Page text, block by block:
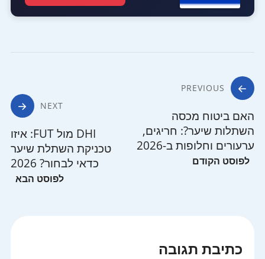
ניווט
PREVIOUS
האם ביטוח מכסה
השתלות שיער?: חריגים,
ערעורים וחלופות ב-2026
NEXT
DHI מול FUT: איזו
טכניקת השתלת שיער
כדאי לבחור? 2026
כתיבת תגובה